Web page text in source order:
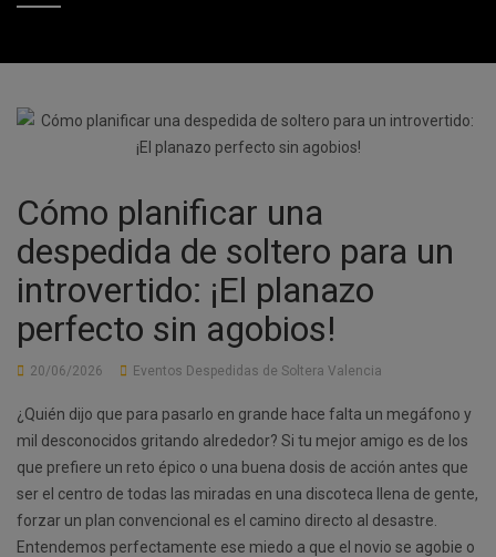
Cómo planificar una
despedida de soltero para un
introvertido: ¡El planazo
perfecto sin agobios!
20/06/2026 Eventos Despedidas de Soltera Valencia
¿Quién dijo que para pasarlo en grande hace falta un megáfono y
mil desconocidos gritando alrededor? Si tu mejor amigo es de los
que prefiere un reto épico o una buena dosis de acción antes que
ser el centro de todas las miradas en una discoteca llena de gente,
forzar un plan convencional es el camino directo al desastre.
Entendemos perfectamente ese miedo a que el novio se agobie o